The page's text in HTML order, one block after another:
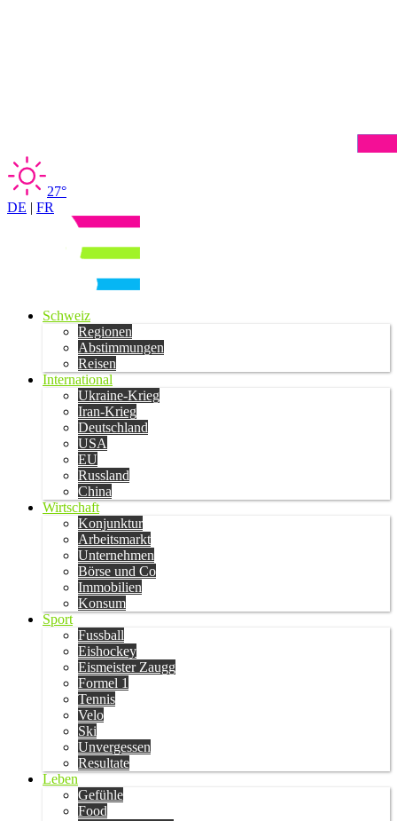
27°
DE | FR
Schweiz
Regionen
Abstimmungen
Reisen
International
Ukraine-Krieg
Iran-Krieg
Deutschland
USA
EU
Russland
China
Wirtschaft
Konjunktur
Arbeitsmarkt
Unternehmen
Börse und Co
Immobilien
Konsum
Sport
Fussball
Eishockey
Eismeister Zaugg
Formel 1
Tennis
Velo
Ski
Unvergessen
Resultate
Leben
Gefühle
Food